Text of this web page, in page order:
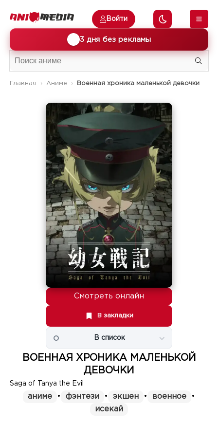
3 дня без рекламы
Войти
Главная Аниме Военная хроника маленькой девочки
Смотреть онлайн
В закладки
В список
ВОЕННАЯ ХРОНИКА МАЛЕНЬКОЙ
ДЕВОЧКИ
Saga of Tanya the Evil
аниме • фэнтези • экшен • военное
•
исекай